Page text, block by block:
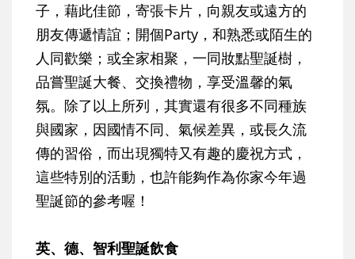
子，藉此佳節，寄張卡片，向親友或遠方的
朋友傳遞情誼；開個Party，和熟悉或陌生的
人同歡樂；或全家相聚，一同妝點聖誕樹，
品嘗聖誕大餐、交換禮物，享受溫馨的氣
氛。除了以上所列，其實還有很多不同種族
與國家，因國情不同、氣候差異，或長久流
傳的習俗，而出現獨特又有趣的慶祝方式 ，
這些特別的活動，也許能夠作為你家今年過
聖誕節的參考喔！
英、德、智利聖誕飲食